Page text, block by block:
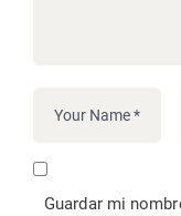
Guardar mi